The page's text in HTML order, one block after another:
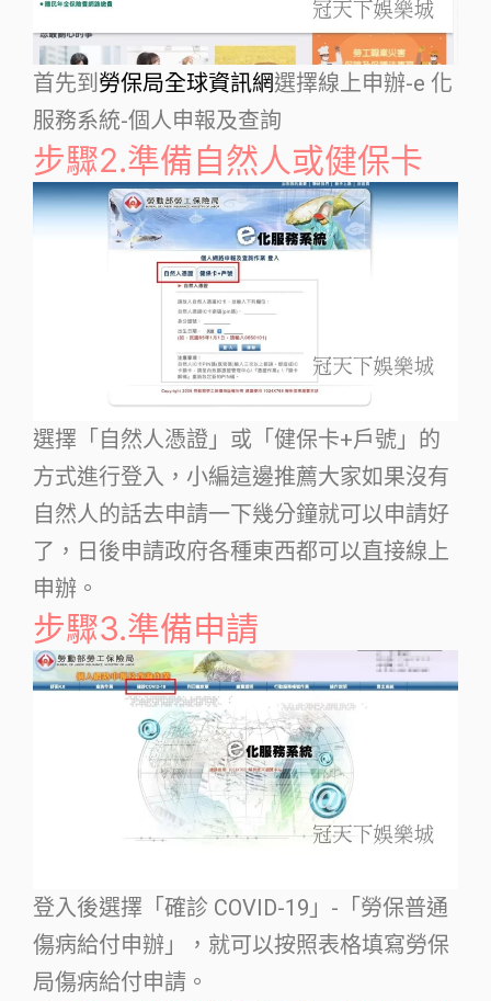
首先到 勞保局全球資訊網選擇線上申辦-e 化
服務系統-個人申報及查詢
步驟2.準備自然人或健保卡
選擇「自然人憑證」或「健保卡+戶號」的
方式進行登入，小編這邊推薦大家如果沒有
自然人的話去申請一下幾分鐘就可以申請好
了，日後申請政府各種東西都可以直接線上
申辦。
步驟3.準備申請
登入後選擇「確診 COVID-19」-「勞保普通
傷病給付申辦」，就可以按照表格填寫勞保
局傷病給付申請。